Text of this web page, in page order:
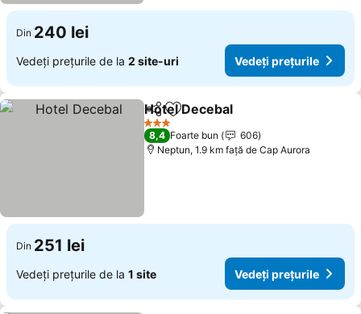
Din 240 lei
Vedeți prețurile de la 2 site-uri Vedeți prețurile
DistribuițiAdăugaţi la favorite
Hotel Decebal
3 Stele
8,4 Foarte bun
606
Neptun, 1.9 km faţă de Cap Aurora
Din 251 lei
Vedeți prețurile de la 1 site Vedeți prețurile